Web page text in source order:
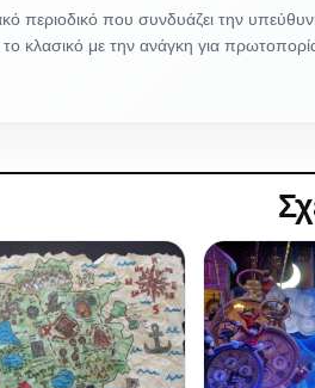
περιοδικό που συνδυάζει την
κλασικό με την ανάγκη για